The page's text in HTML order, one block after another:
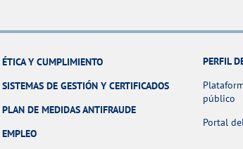
ÉTICA Y CUMPLIMIENTO
SISTEMAS DE GESTIÓN Y CERTIFICADOS
PLAN DE MEDIDAS ANTIFRAUDE
EMPLEO
PERFIL
público
Portal